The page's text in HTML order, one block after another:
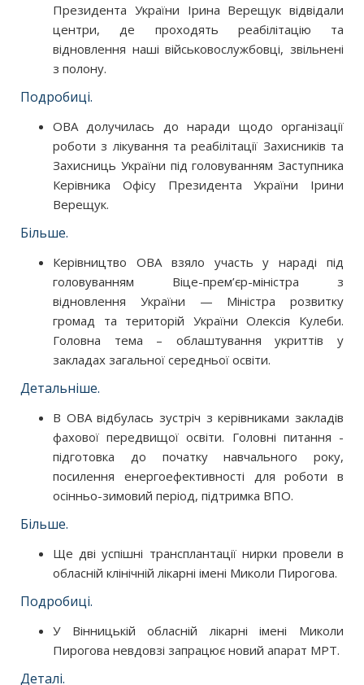
Президента України Ірина Верещук відвідали
центри, де проходять реабілітацію та
відновлення наші військовослужбовці, звільнені
з полону.
Подробиці.
ОВА долучилась до наради щодо організації
роботи з лікування та реабілітації Захисників та
Захисниць України під головуванням Заступника
Керівника Офісу Президента України Ірини
Верещук.
Більше.
Керівництво ОВА взяло участь у нараді під
головуванням Віце-прем’єр-міністра з
відновлення України — Міністра розвитку
громад та територій України Олексія Кулеби.
Головна тема – облаштування укриттів у
закладах загальної середньої освіти.
Детальніше.
В ОВА відбулась зустріч з керівниками закладів
фахової передвищої освіти. Головні питання -
підготовка до початку навчального року,
посилення енергоефективності для роботи в
осінньо-зимовий період, підтримка ВПО.
Більше.
Ще дві успішні трансплантації нирки провели в
обласній клінічній лікарні імені Миколи Пирогова.
Подробиці.
У Вінницькій обласній лікарні імені Миколи
Пирогова невдовзі запрацює новий апарат МРТ.
Деталі.